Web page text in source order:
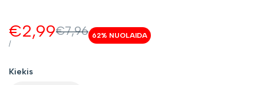
Kaina
€7,96
Kaina
su
nuolaida
€2,99
VIENETO
/PER
62% NUOLAIDA
Kiekis